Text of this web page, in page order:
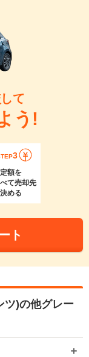
て
う!
3
額を
て売却先
める
ト
ツ)の他グレー